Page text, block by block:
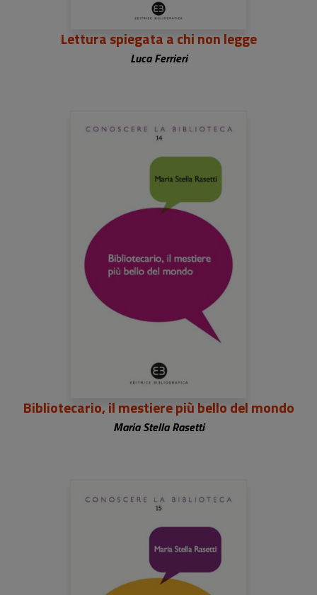
Lettura spiegata a chi non legge
Luca Ferrieri
Bibliotecario, il mestiere più bello del mondo
Maria Stella Rasetti